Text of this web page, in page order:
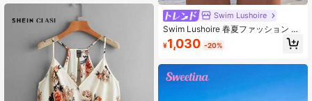
ます
Swim Lushoire
Swim Lushoire 春夏ファッション 人
気 セクシー レディース 水玉柄デザ
イン バケーション インフルエンサー
¥1,030 -20%